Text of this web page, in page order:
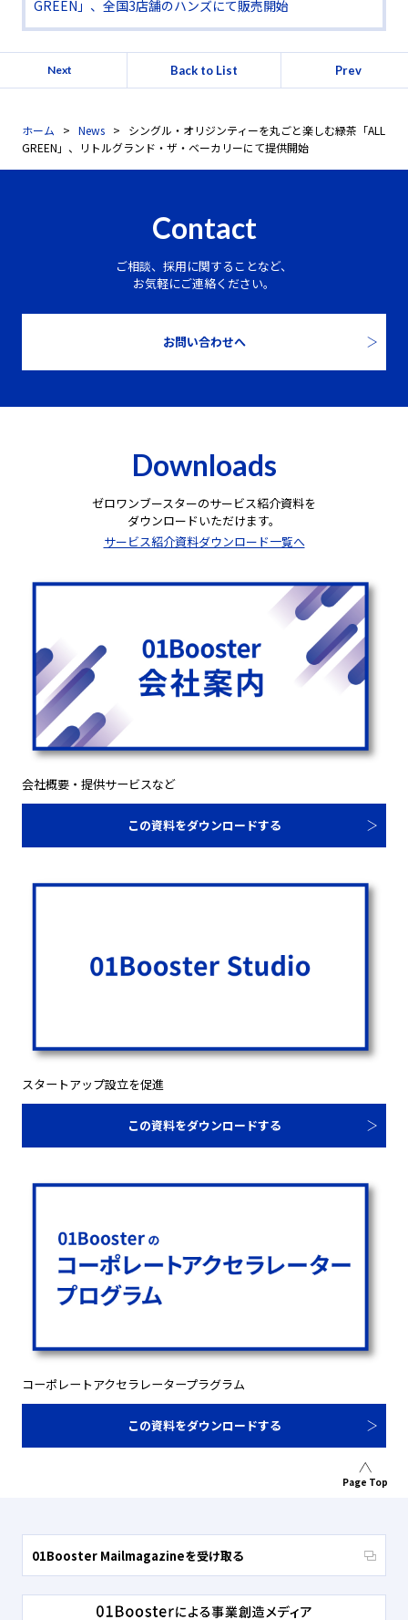
GREEN」、全国3店舗のハンズにて販売開始
Next Back to List Prev
ホーム News
シングル・オリジンティーを丸ごと楽しむ緑茶「ALL
GREEN」、リトルグランド・ザ・ベーカリーにて提供開始
Contact
ご相談、採用に関することなど、
お気軽にご連絡ください。
お問い合わせへ
Downloads
ゼロワンブースターのサービス紹介資料を
ダウンロードいただけます。
サービス紹介資料ダウンロード一覧へ
会社概要・提供サービスなど
この資料をダウンロードする
スタートアップ設立を促進
この資料をダウンロードする
コーポレートアクセラレータープラグラム
この資料をダウンロードする
Page Top
01Booster Mailmagazineを受け取る